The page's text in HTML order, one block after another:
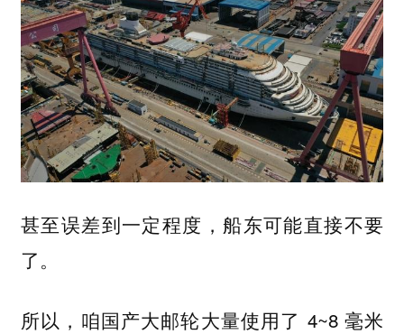
甚至误差到一定程度，船东可能直接不要
了。
所以，咱国产大邮轮大量使用了 4~8 毫米